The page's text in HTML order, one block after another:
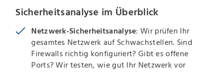
Sicherheitsanalyse im Überblick
Netzwerk-Sicherheitsanalyse: Wir prüfen Ihr
gesamtes Netzwerk auf Schwachstellen. Sind
Firewalls richtig konfiguriert? Gibt es offene
Ports? Wir testen, wie gut Ihr Netzwerk vor